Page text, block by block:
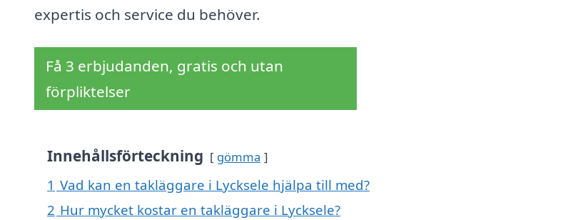
expertis och service du behöver.
Få 3 erbjudanden, gratis och utan
förpliktelser
Innehållsförteckning gömma
1 Vad kan en takläggare i Lycksele hjälpa till med?
2 Hur mycket kostar en takläggare i Lycksele?